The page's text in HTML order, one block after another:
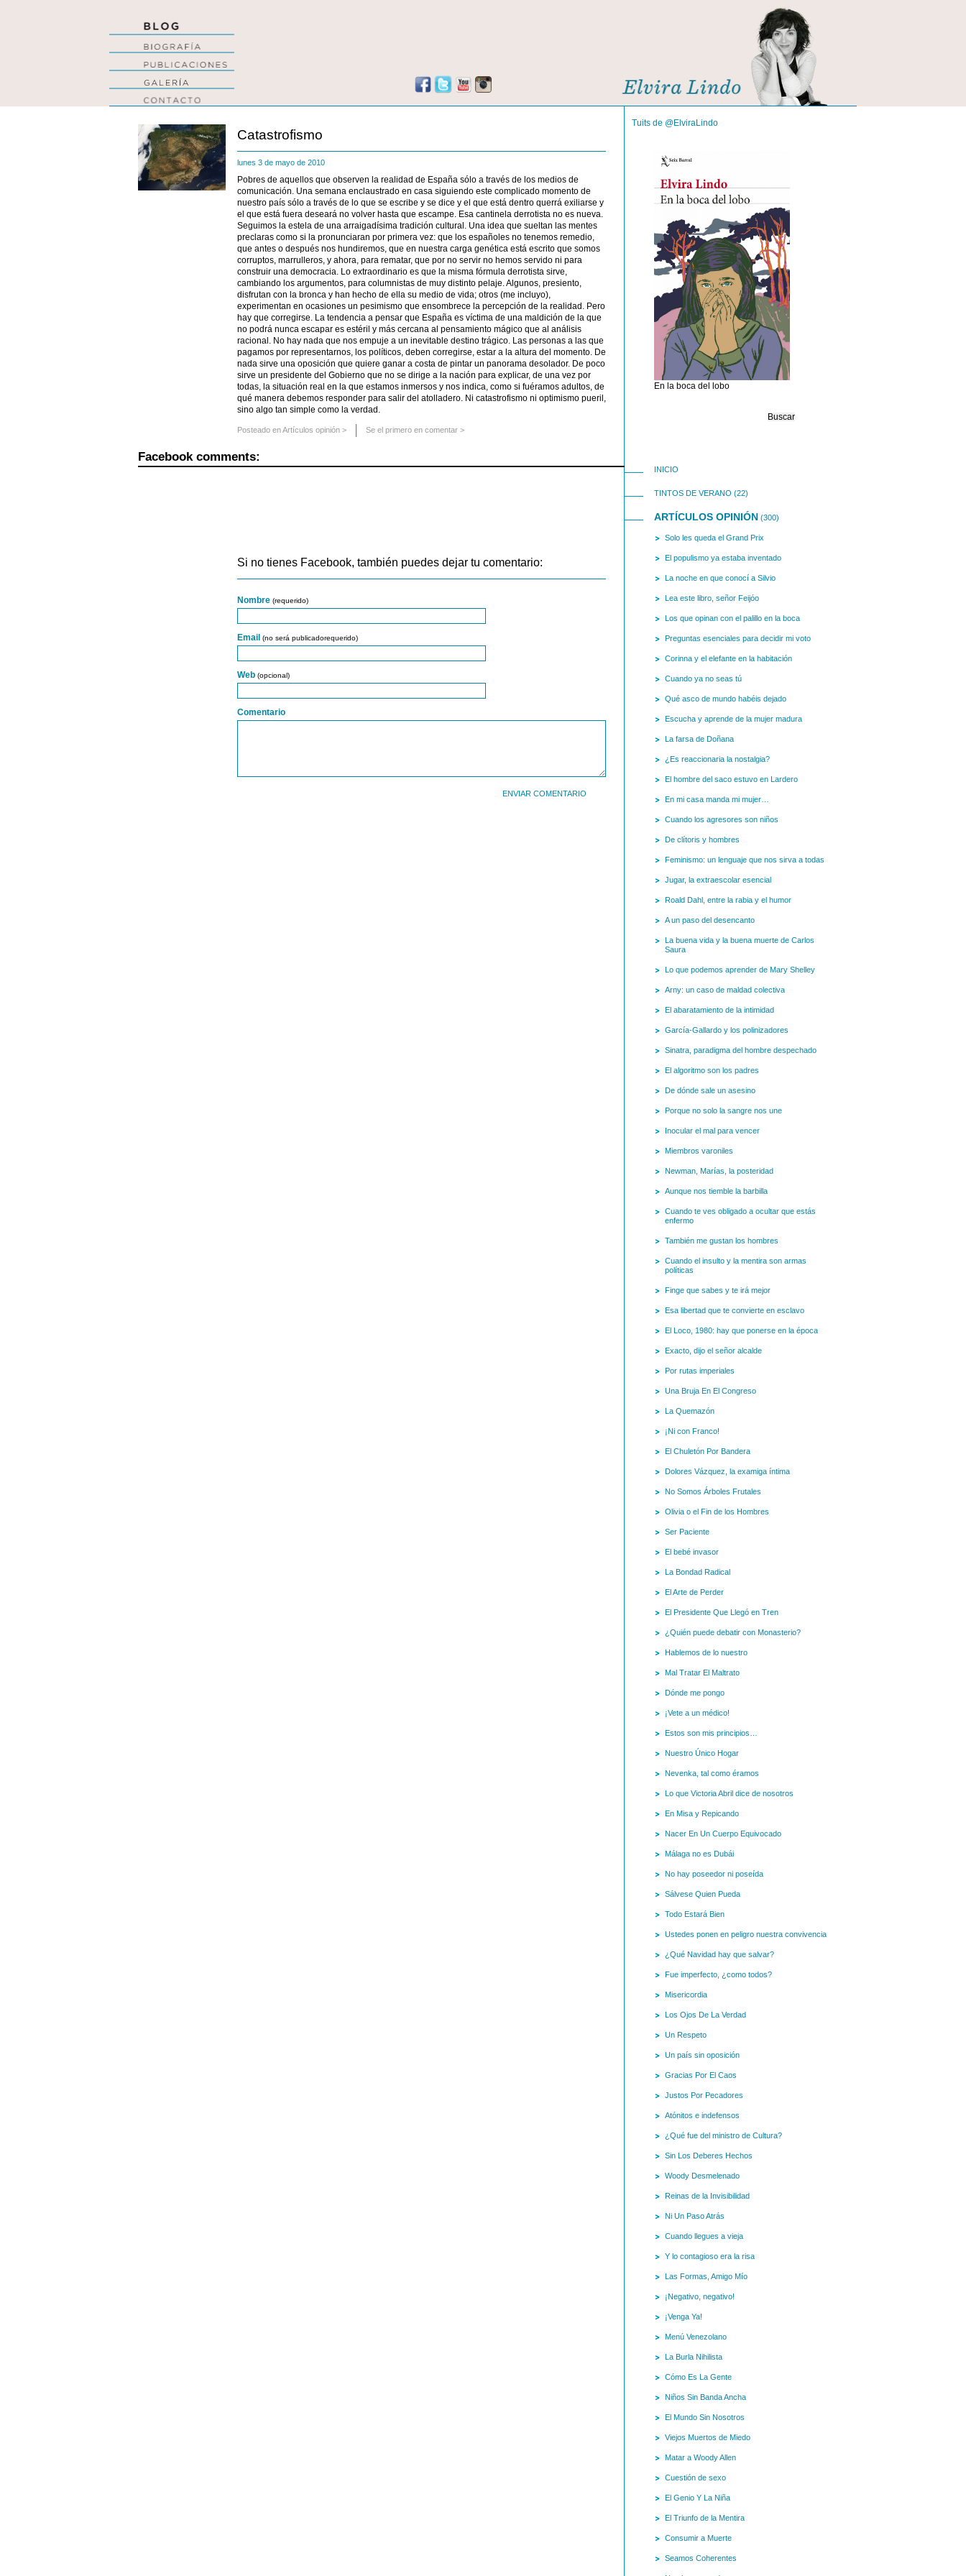
Catastrofismo
lunes 3 de mayo de 2010
Pobres de aquellos que observen la realidad de España sólo a través de los medios de
comunicación. Una semana enclaustrado en casa siguiendo este complicado momento de
nuestro país sólo a través de lo que se escribe y se dice y el que está dentro querrá exiliarse y
el que está fuera deseará no volver hasta que escampe. Esa cantinela derrotista no es nueva.
Seguimos la estela de una arraigadísima tradición cultural. Una idea que sueltan las mentes
preclaras como si la pronunciaran por primera vez: que los españoles no tenemos remedio,
que antes o después nos hundiremos, que en nuestra carga genética está escrito que somos
corruptos, marrulleros, y ahora, para rematar, que por no servir no hemos servido ni para
construir una democracia. Lo extraordinario es que la misma fórmula derrotista sirve,
cambiando los argumentos, para columnistas de muy distinto pelaje.Algunos, presiento,
disfrutan con la bronca y han hecho de ella su medio de vida; otros (me incluyo),
experimentan en ocasiones un pesimismo que ensombrece la percepción de la realidad. Pero
hay que corregirse. La tendencia a pensar que España es víctima de una maldición de la que
no podrá nunca escapar es estéril y más cercana al pensamiento mágico que al análisis
racional. No hay nada que nos empuje a un inevitable destino trágico. Las personas a las que
pagamos por representarnos, los políticos, deben corregirse, estar a la altura del momento. De
nada sirve una oposición que quiere ganar a costa de pintar un panorama desolador. De poco
sirve un presidente del Gobierno que no se dirige a la nación para explicar, de una vez por
todas, la situación real en la que estamos inmersos y nos indica, como si fuéramos adultos, de
qué manera debemos responder para salir del atolladero. Ni catastrofismo ni optimismo pueril,
sino algo tan simple como la verdad.
Posteado enArtículos opinión > Se el primero en comentar >
Facebook comments:
Si no tienes Facebook, también puedes dejar tu comentario:
Nombre (requerido)
Email (no será publicadorequerido)
Web (opcional)
Comentario
Tuits de @ElviraLindo
En la boca del lobo
INICIO
TINTOS DE VERANO (22)
ARTÍCULOS OPINIÓN (300)
Solo les queda el Grand Prix
El populismo ya estaba inventado
La noche en que conocí a Silvio
Lea este libro, señor Feijóo
Los que opinan con el palillo en la boca
Preguntas esenciales para decidir mi voto
Corinna y el elefante en la habitación
Cuando ya no seas tú
Qué asco de mundo habéis dejado
Escucha y aprende de la mujer madura
La farsa de Doñana
¿Es reaccionaria la nostalgia?
El hombre del saco estuvo en Lardero
En mi casa manda mi mujer…
Cuando los agresores son niños
De clítoris y hombres
Feminismo: un lenguaje que nos sirva a todas
Jugar, la extraescolar esencial
Roald Dahl, entre la rabia y el humor
A un paso del desencanto
La buena vida y la buena muerte de Carlos
Saura
Lo que podemos aprender de Mary Shelley
Arny: un caso de maldad colectiva
El abaratamiento de la intimidad
García-Gallardo y los polinizadores
Sinatra, paradigma del hombre despechado
El algoritmo son los padres
De dónde sale un asesino
Porque no solo la sangre nos une
Inocular el mal para vencer
Miembros varoniles
Newman, Marías, la posteridad
Aunque nos tiemble la barbilla
Cuando te ves obligado a ocultar que estás
enfermo
También me gustan los hombres
Cuando el insulto y la mentira son armas
políticas
Finge que sabes y te irá mejor
Esa libertad que te convierte en esclavo
El Loco, 1980: hay que ponerse en la época
Exacto, dijo el señor alcalde
Por rutas imperiales
Una Bruja En El Congreso
La Quemazón
¡Ni con Franco!
El Chuletón Por Bandera
Dolores Vázquez, la examiga íntima
No Somos Árboles Frutales
Olivia o el Fin de los Hombres
Ser Paciente
El bebé invasor
La Bondad Radical
El Arte de Perder
El Presidente Que Llegó en Tren
¿Quién puede debatir con Monasterio?
Hablemos de lo nuestro
Mal Tratar El Maltrato
Dónde me pongo
¡Vete a un médico!
Estos son mis principios…
Nuestro Único Hogar
Nevenka, tal como éramos
Lo que Victoria Abril dice de nosotros
En Misa y Repicando
Nacer En Un Cuerpo Equivocado
Málaga no es Dubái
No hay poseedor ni poseída
Sálvese Quien Pueda
Todo Estará Bien
Ustedes ponen en peligro nuestra convivencia
¿Qué Navidad hay que salvar?
Fue imperfecto, ¿como todos?
Misericordia
Los Ojos De La Verdad
Un Respeto
Un país sin oposición
Gracias Por El Caos
Justos Por Pecadores
Atónitos e indefensos
¿Qué fue del ministro de Cultura?
Sin Los Deberes Hechos
Woody Desmelenado
Reinas de la Invisibilidad
Ni Un Paso Atrás
Cuando llegues a vieja
Y lo contagioso era la risa
Las Formas, Amigo Mío
¡Negativo, negativo!
¡Venga Ya!
Menú Venezolano
La Burla Nihilista
Cómo Es La Gente
Niños Sin Banda Ancha
El Mundo Sin Nosotros
Viejos Muertos de Miedo
Matar a Woody Allen
Cuestión de sexo
El Genio Y La Niña
El Triunfo de la Mentira
Consumir a Muerte
Seamos Coherentes